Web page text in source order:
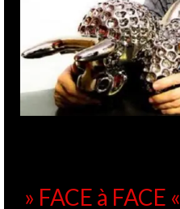
» FACE à FACE «